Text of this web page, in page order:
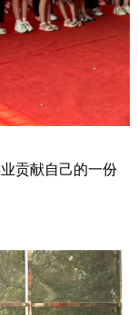
贡献自己的一份